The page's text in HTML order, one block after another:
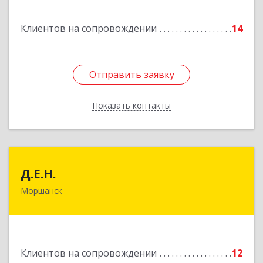
Клиентов на сопровождении 14
Отправить заявку
Показать контакты
Отправить заявку
Назад
Д.Е.Н.
Моршанск
Клиентов на сопровождении 12